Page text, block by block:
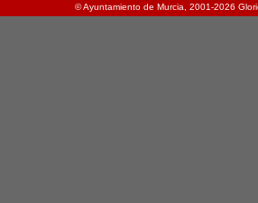
© Ayuntamiento de Murcia, 2001-2026